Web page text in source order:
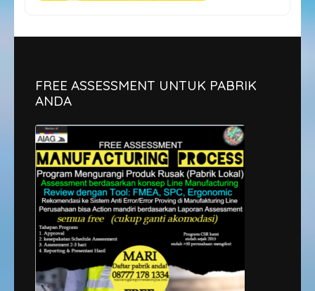
FREE ASSESSMENT UNTUK PABRIK
ANDA